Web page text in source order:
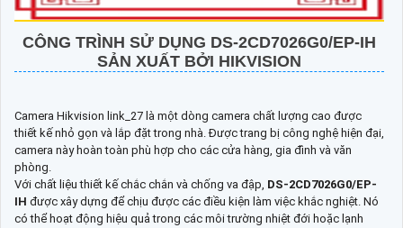
CÔNG TRÌNH SỬ DỤNG DS-2CD7026G0/EP-IH
SẢN XUẤT BỞI HIKVISION
Camera Hikvision link_27 là một dòng camera chất lượng cao được
thiết kế nhỏ gọn và lắp đặt trong nhà. Được trang bị công nghệ hiện đại,
camera này hoàn toàn phù hợp cho các cửa hàng, gia đình và văn
phòng.
Với chất liệu thiết kế chắc chắn và chống va đập, DS-2CD7026G0/EP-
IH được xây dựng để chịu được các điều kiện làm việc khắc nghiệt. Nó
có thể hoạt động hiệu quả trong các môi trường nhiệt đới hoặc lạnh